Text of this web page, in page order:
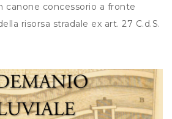
canone concessorio a fronte
risorsa stradale ex art. 27 C.d.S.